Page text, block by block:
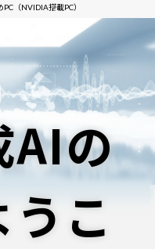
PC
ミングPC・ゲーム向けパソコン
エイティブ向け
ネス向けパソコン
向けパソコン
ック/パーツ別
すすめパソコン
11|Copilot+ PC
期間限定セール
人気モデルが期間限定・お
アウトレットパソコン
すべて新品の旧モデル製品
おすすめ目玉パソコン
今イチオシのパソコンをピ
Windows 11|
（NVIDIA搭載PC）
AIの
こ